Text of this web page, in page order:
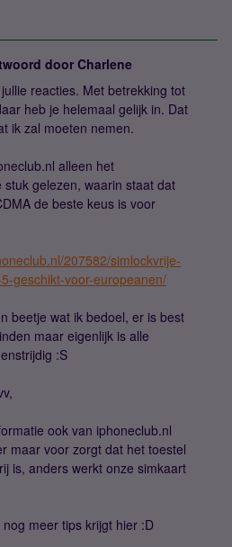
door Charlene
reacties. Met betrekking tot
heb je helemaal gelijk in. Dat
ik zal moeten nemen.
alleen het
stuk gelezen, waarin staat dat
de beste keus is voor
207582/simlockvrije-
geschikt-voor-europeanen/
beetje wat ik bedoel, er is best
maar eigenlijk is alle
:S
ook van iphoneclub.nl
maar voor zorgt dat het toestel
is, anders werkt onze simkaart
meer tips krijgt hier :D